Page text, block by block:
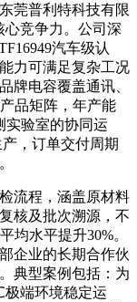
莞普利特科技有限
心竞争力。公司深
汽车级认
力可满足复杂工况
牌电容覆盖通讯、
品矩阵，年产能
实验室的协同运
，订单交付周期
流程，涵盖原材料
核及批次溯源，不
均水平提升30%。
企业的长期合作伙
典型案例包括：为
端环境稳定运